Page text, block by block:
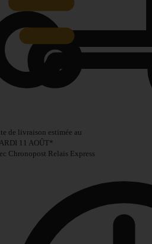
de livraison estimée au
11 AOÛT*
Chronopost Relais Express